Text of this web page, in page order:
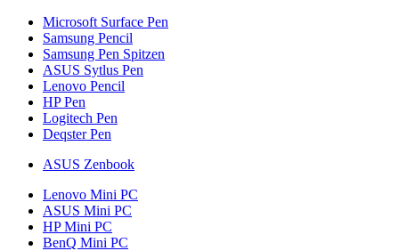
Microsoft Surface Pen
Samsung Pencil
Samsung Pen Spitzen
ASUS Sytlus Pen
Lenovo Pencil
HP Pen
Logitech Pen
Deqster Pen
ASUS Zenbook
Lenovo Mini PC
ASUS Mini PC
HP Mini PC
BenQ Mini PC